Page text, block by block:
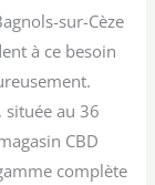
sur-Cèze
à ce besoin
située au 36
CBD
complète